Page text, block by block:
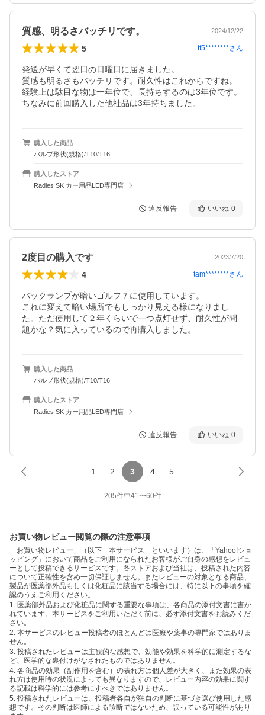
質感、明るさバッチリです。 2024/12/22
5 tf5********さん
発送が早くて翌日の日曜日に届きました。
質感も明るさもバッチリです。耐久性はこれからですね。
経験上は駄目な物は一年位で、長持ちするのは3年位です。
ちなみに前回購入した他社品は3年持ちました。
購入した商品
バルブ形状(規格)/T10/T16
購入したストア
Radies SK カー用品LED専門店
違反報告 いいね 0
2度目の購入です 2023/7/20
4 tam********さん
バックランプが暗いゴルフ７に使用しています。
これに変えて暗い場所でもしっかり見える様になりまし
た。ただ使用して２年くらいで一つ点灯せず、耐久性が問
題かな？気に入っているので再購入しました。
購入した商品
バルブ形状(規格)/T10/T16
購入したストア
Radies SK カー用品LED専門店
違反報告 いいね 0
1 2 3 4 5
205件中41〜60件
お買い物レビュー閲覧の際の注意事項
「お買い物レビュー」（以下「本サービス」といいます）は、「Yahoo!ショ
ッピング」において商品をご利用になられたお客様がご自身の感想をレビュ
ーとして投稿できるサービスです。各ストアおよび当社は、投稿された内容
について正確性を含め一切保証しません。またレビューの対象となる商品、
製品が医薬部外品もしくは化粧品に該当する場合には、特に以下の事項を確
認のうえご利用ください。
1. 医薬部外品および化粧品に関する重要な事項は、各商品の添付文書に書か
れています。本サービスをご利用いただく前に、必ず添付文書をお読みくだ
さい。
2. 本サービスのレビュー投稿者のほとんどは医療や薬事の専門家ではありま
せん。
3. 投稿されたレビューは主観的な感想で、効能や効果を科学的に測定するな
ど、医学的な裏付けがなされたものではありません。
4. 各商品の効果（副作用を含む）の表れ方は個人差が大きく、また効果の表
れ方は使用時の状況によっても異なりますので、レビュー内容の効果に関す
る記載は科学的には参考にすべきではありません。
5. 投稿されたレビューは、投稿者各自が独自の判断に基づき選び使用した感
想です。その判断は医師による診断ではないため、誤っている可能性があり